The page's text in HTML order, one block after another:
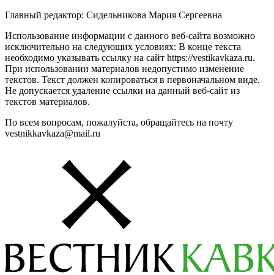
Главный редактор: Сидельникова Мария Сергеевна
Использование информации с данного веб-сайта возможно
исключительно на следующих условиях: В конце текста
необходимо указывать ссылку на сайт https://vestikavkaza.ru.
При использовании материалов недопустимо изменение
текстов. Текст должен копироваться в первоначальном виде.
Не допускается удаление ссылки на данный веб-сайт из
текстов материалов.
По всем вопросам, пожалуйста, обращайтесь на почту
vestnikkavkaza@mail.ru